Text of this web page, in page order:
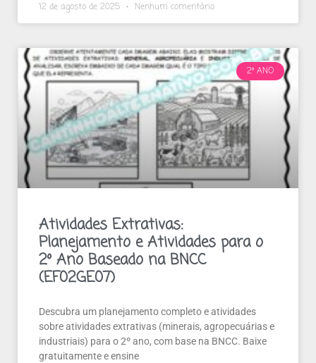
12 de agosto de 2025 Nenhum comentário
2º ANO
Atividades Extrativas:
Planejamento e Atividades para o
2º Ano Baseado na BNCC
(EF02GE07)
Descubra um planejamento completo e atividades
sobre atividades extrativas (minerais, agropecuárias e
industriais) para o 2º ano, com base na BNCC. Baixe
gratuitamente e ensine